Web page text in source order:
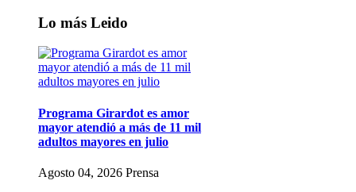
Lo más Leido
Programa Girardot es amor
mayor atendió a más de 11 mil
adultos mayores en julio
Agosto 04, 2026 Prensa